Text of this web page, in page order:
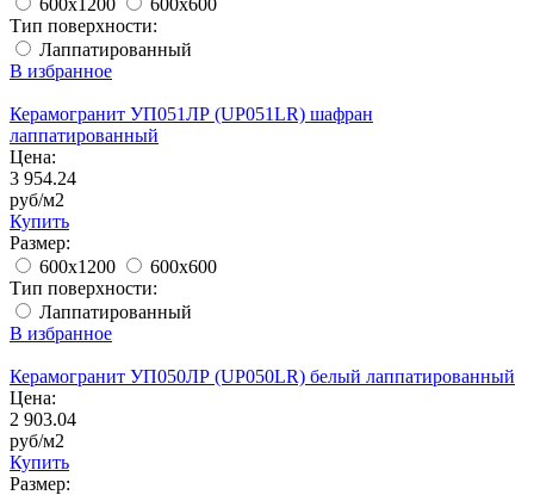
600x1200
600x600
Тип поверхности:
Лаппатированный
В избранное
Керамогранит УП051ЛР (UP051LR) шафран
лаппатированный
Цена:
3 954.24
руб/м2
Купить
Размер:
600x1200
600x600
Тип поверхности:
Лаппатированный
В избранное
Керамогранит УП050ЛР (UP050LR) белый лаппатированный
Цена:
2 903.04
руб/м2
Купить
Размер: